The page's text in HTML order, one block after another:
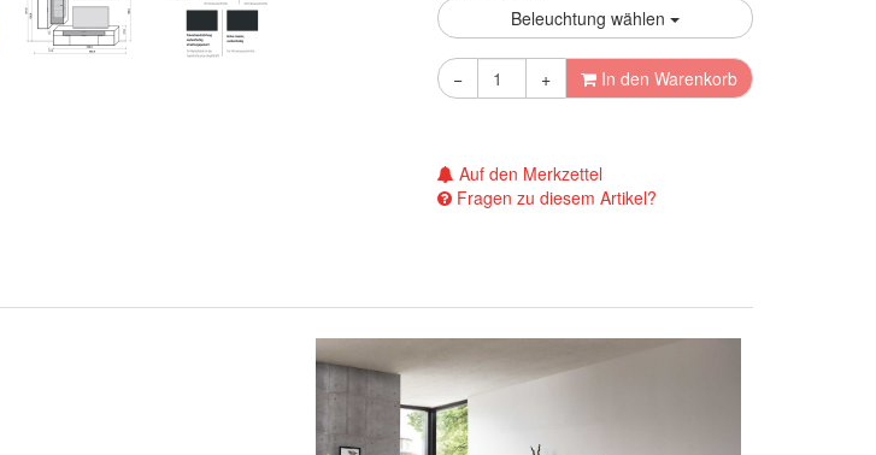
Beleuchtung wählen
− + In den Warenkorb
Auf den Merkzettel
Fragen zu diesem Artikel?